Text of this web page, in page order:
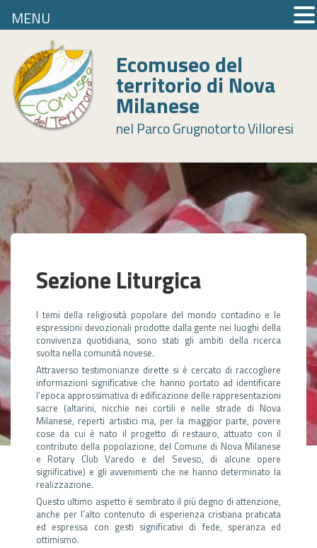
content
Ecomuseo del
territorio di Nova
Milanese
nel Parco Grugnotorto Villoresi
Sezione Liturgica
I temi della religiosità popolare del mondo contadino e le
espressioni devozionali prodotte dalla gente nei luoghi della
convivenza quotidiana, sono stati gli ambiti della ricerca
svolta nella comunità novese.
Attraverso testimonianze dirette si è cercato di raccogliere
informazioni significative che hanno portato ad identificare
l’epoca approssimativa di edificazione delle rappresentazioni
sacre (altarini, nicchie nei cortili e nelle strade di Nova
Milanese, reperti artistici ma, per la maggior parte, povere
cose da cui è nato il progetto di restauro, attuato con il
contributo della popolazione, del Comune di Nova Milanese
e Rotary Club Varedo e del Seveso, di alcune opere
significative) e gli avvenimenti che ne hanno determinato la
realizzazione.
Questo ultimo aspetto è sembrato il più degno di attenzione,
anche per l’alto contenuto di esperienza cristiana praticata
ed espressa con gesti significativi di fede, speranza ed
ottimismo.
MENU